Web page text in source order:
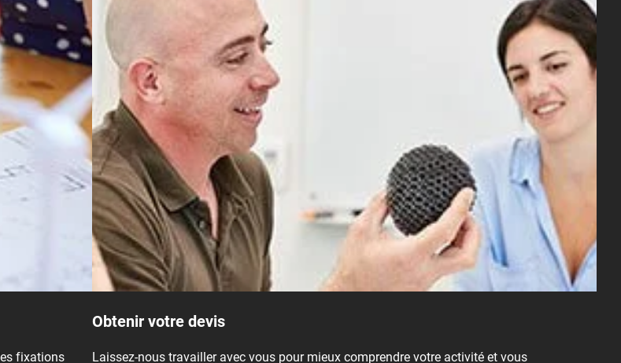
fixations
Obtenir votre devis
Laissez-nous travailler avec vous pour mieux comprendre votre activité et vous